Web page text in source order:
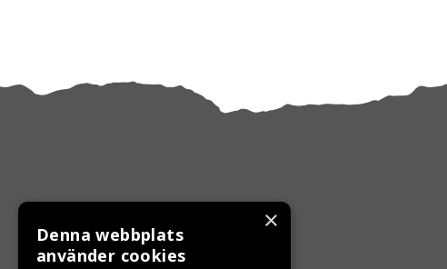
KONTAKTA OSS
×
Denna webbplats
använder cookies